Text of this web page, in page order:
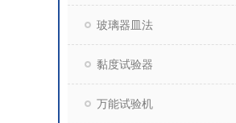
玻璃器皿法
黏度试验器
万能试验机